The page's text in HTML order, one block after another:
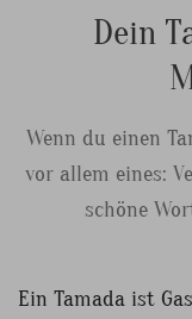
Dein
Wenn du einen
vor allem eines:
schöne
Ein Tamada ist